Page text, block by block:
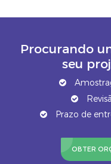
Procurando
seu
Prazo de
OBTER